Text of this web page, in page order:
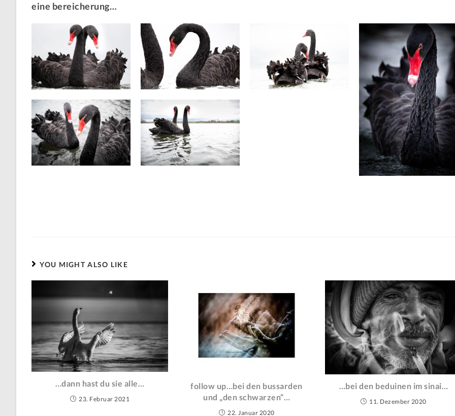
eine bereicherung…
YOU MIGHT ALSO LIKE
…dann hast du sie alle…
23. Februar 2021
follow up…bei den bussarden
und „den schwarzen“…
22. Januar 2020
…bei den beduinen im sinai…
11. Dezember 2020